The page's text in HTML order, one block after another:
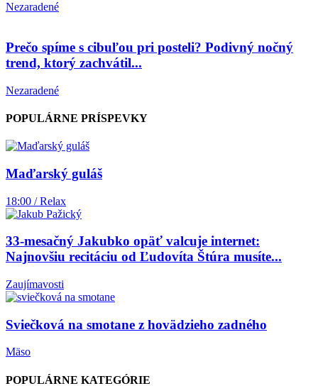
Nezaradené
Prečo spíme s cibuľou pri posteli? Podivný nočný
trend, ktorý zachvátil...
Nezaradené
POPULÁRNE PRÍSPEVKY
Maďarský guláš
18:00 / Relax
33-mesačný Jakubko opäť valcuje internet:
Najnovšiu recitáciu od Ľudovíta Štúra musíte...
Zaujímavosti
Sviečková na smotane z hovädzieho zadného
Mäso
POPULÁRNE KATEGÓRIE